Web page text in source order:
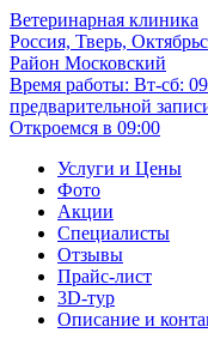
Ветеринарная клиника
Россия, Тверь,
Район Московский
Время работы: Вт-сб:
предварительной
Откроемся в 09:00
Услуги и Цены
Фото
Акции
Специалисты
Отзывы
Прайс-лист
3D-тур
Описание и